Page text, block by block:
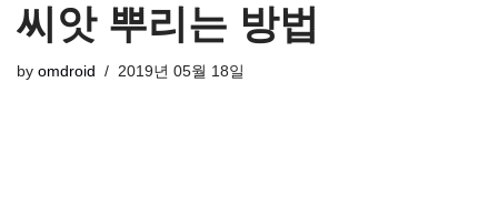
씨앗 뿌리는 방법
by omdroid 2019년 05월 18일